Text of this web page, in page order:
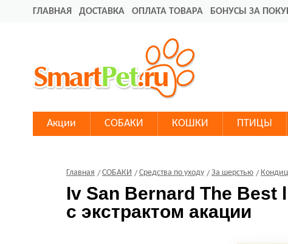
ГЛАВНАЯ ДОСТАВКА ОПЛАТА ТОВАРА БОНУСЫ ЗА
Акции СОБАКИ КОШКИ ПТИЦЫ
Главная СОБАКИ Средства по уходу За шерстью
Iv San Bernard The Best
с экстрактом акации